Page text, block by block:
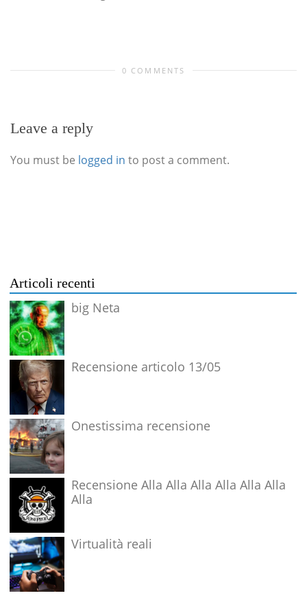
0 COMMENTS
Leave a reply
You must be logged in to post a comment.
Articoli recenti
big Neta
Recensione articolo 13/05
Onestissima recensione
Recensione Alla Alla Alla Alla Alla Alla
Alla
Virtualità reali